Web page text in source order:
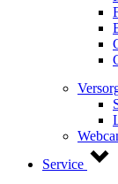
Service